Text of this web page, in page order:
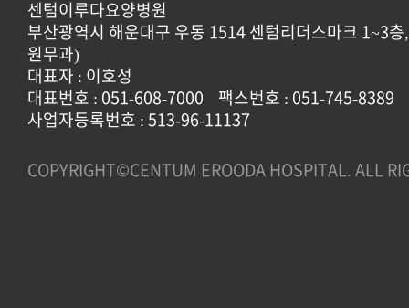
센텀이루다요양병원
부산광역시 해운대구 우동 1514 센텀리더스마크 1~3
원무과)
대표자 : 이호성
대표번호 : 051-608-7000 팩스번호 : 051-745-8389
사업자등록번호 : 513-96-11137
COPYRIGHT©CENTUM EROODA HOSPITAL. ALL